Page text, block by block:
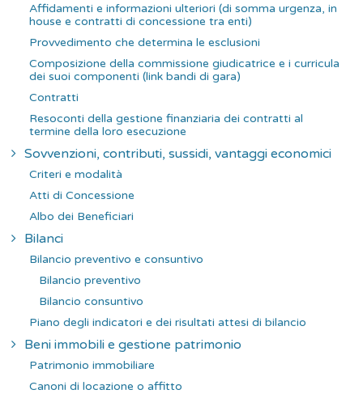
Affidamenti e informazioni ulteriori (di somma urgenza, in
house e contratti di concessione tra enti)
Provvedimento che determina le esclusioni
Composizione della commissione giudicatrice e i curricula
dei suoi componenti (link bandi di gara)
Contratti
Resoconti della gestione finanziaria dei contratti al
termine della loro esecuzione
Sovvenzioni, contributi, sussidi, vantaggi economici
Criteri e modalità
Atti di Concessione
Albo dei Beneficiari
Bilanci
Bilancio preventivo e consuntivo
Bilancio preventivo
Bilancio consuntivo
Piano degli indicatori e dei risultati attesi di bilancio
Beni immobili e gestione patrimonio
Patrimonio immobiliare
Canoni di locazione o affitto